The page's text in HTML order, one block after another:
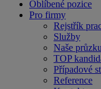
Oblíbené pozice
Pro firmy
Rejstřík
Služby
Naše
TOP
Případové
Reference